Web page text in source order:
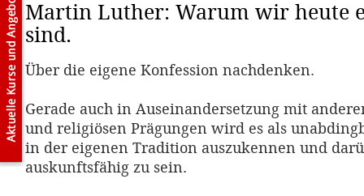
Martin Luther: Warum wir heute
sind.
Über die eigene Konfession nachdenken.
Gerade auch in Auseinandersetzung mit
und religiösen Prägungen wird es als
in der eigenen Tradition auszukennen und
auskunftsfähig zu sein.